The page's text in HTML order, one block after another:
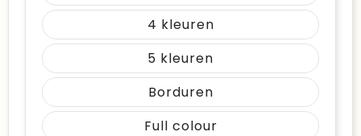
4
5
Borduren
Full colour